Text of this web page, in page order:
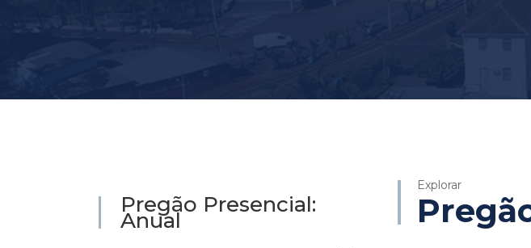
Pregão Presencial:
Anual
Explorar